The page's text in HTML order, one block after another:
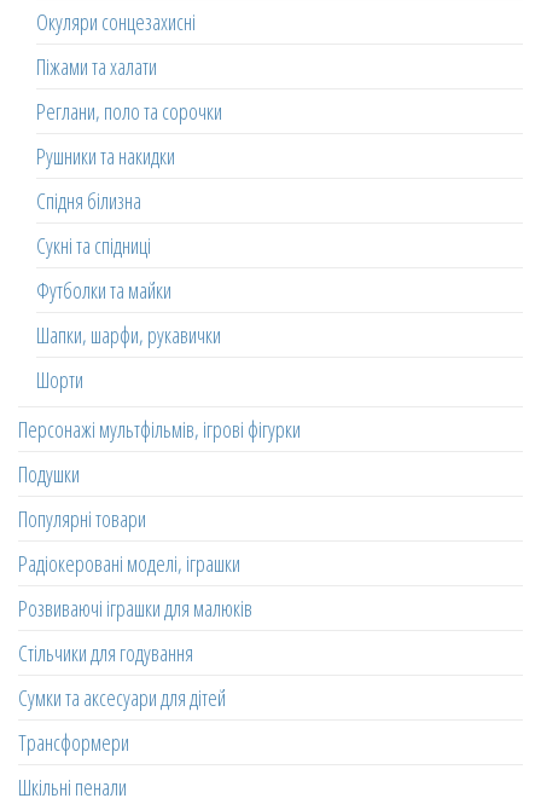
Окуляри сонцезахисні
Піжами та халати
Реглани, поло та сорочки
Рушники та накидки
Спідня білизна
Сукні та спідниці
Футболки та майки
Шапки, шарфи, рукавички
Шорти
Персонажі мультфільмів, ігрові фігурки
Подушки
Популярні товари
Радіокеровані моделі, іграшки
Розвиваючі іграшки для малюків
Стільчики для годування
Сумки та аксесуари для дітей
Трансформери
Шкільні пенали